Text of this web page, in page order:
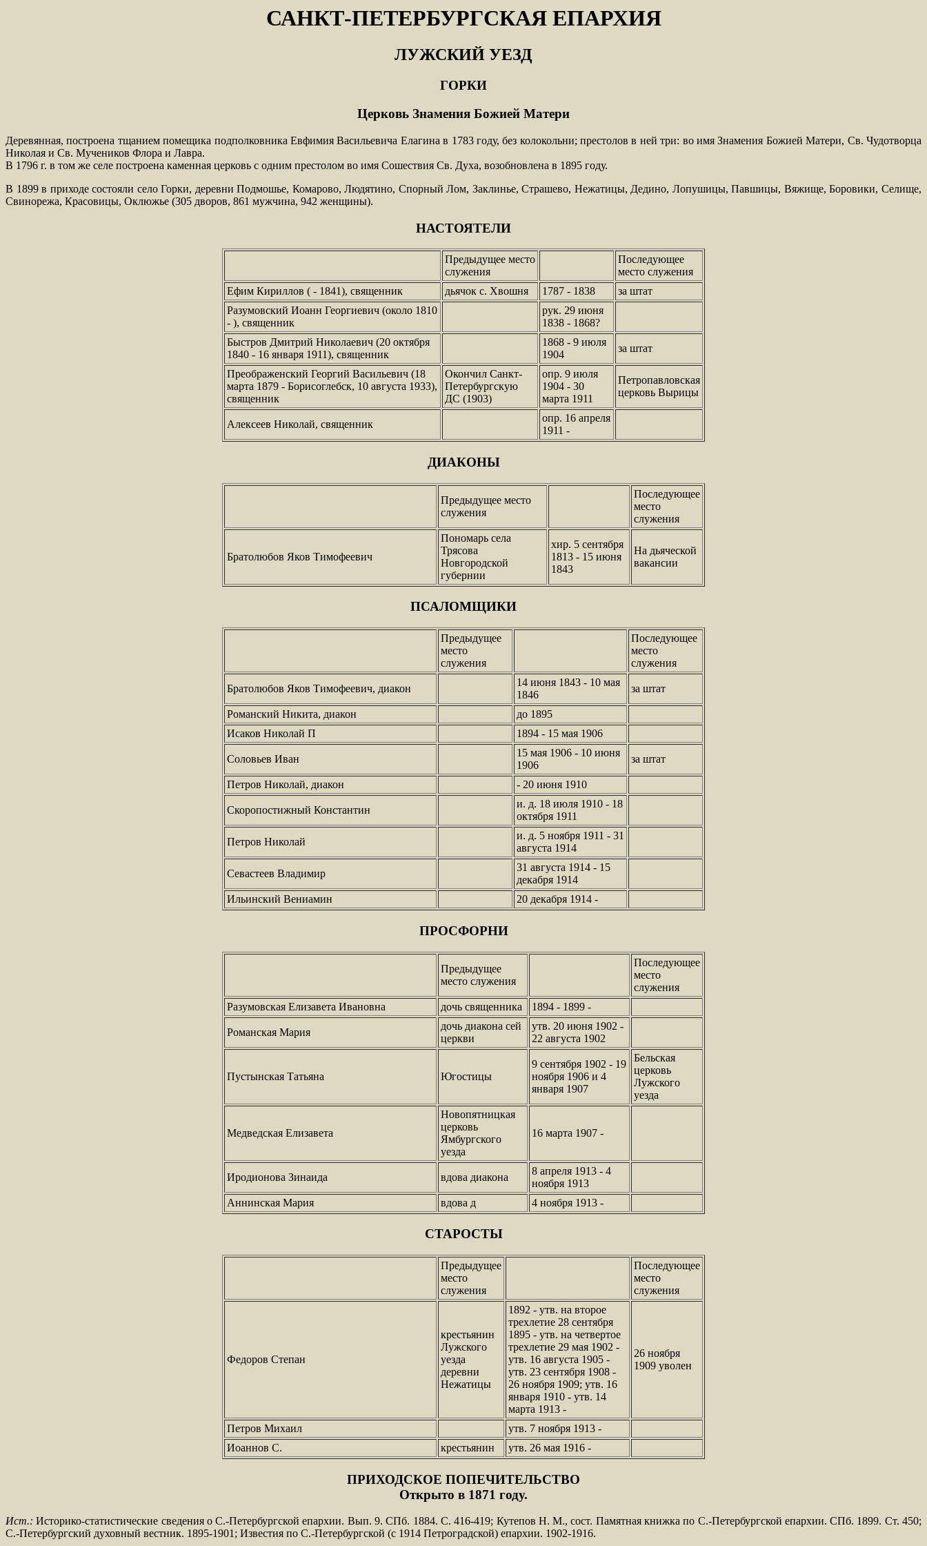
САНКТ-ПЕТЕРБУРГСКАЯ ЕПАРХИЯ
ЛУЖСКИЙ УЕЗД
ГОРКИ
Церковь Знамения Божией Матери
Деревянная, построена тщанием помещика подполковника Евфимия Васильевича Елагина в 1783 году, без колокольни; престолов в ней три: во имя Знамения Божией Матери, Св. Чудотворца
Николая и Св. Мучеников Флора и Лавра.
В 1796 г. в том же селе построена каменная церковь с одним престолом во имя Сошествия Св. Духа, возобновлена в 1895 году.
В 1899 в приходе состояли село Горки, деревни Подмошье, Комарово, Людятино, Спорный Лом, Заклинье, Страшево, Нежатицы, Дедино, Лопушицы, Павшицы, Вяжище, Боровики, Селище,
Свинорежа, Красовицы, Оклюжье (305 дворов, 861 мужчина, 942 женщины).
НАСТОЯТЕЛИ
Предыдущее место
служения
Последующее
место служения
Ефим Кириллов ( - 1841), священник
дьячок с. Хвошня 1787 - 1838
за штат
Разумовский Иоанн Георгиевич (около 1810
- ), священник
рук. 29 июня
1838 - 1868?
Быстров Дмитрий Николаевич (20 октября
1840 - 16 января 1911), священник
1868 - 9 июля
1904
за штат
Преображенский Георгий Васильевич (18
марта 1879 - Борисоглебск, 10 августа 1933),
священник
Окончил Санкт-
Петербургскую
ДС (1903)
опр. 9 июля
1904 - 30
марта 1911
Петропавловская
церковь Вырицы
Алексеев Николай, священник
опр. 16 апреля
1911 -
ДИАКОНЫ
Предыдущее место
служения
Последующее
место
служения
Братолюбов Яков Тимофеевич
Пономарь села
Трясова
Новгородской
губернии
хир. 5 сентября
1813 - 15 июня
1843
На дьяческой
вакансии
ПСАЛОМЩИКИ
Предыдущее
место
служения
Последующее
место
служения
Братолюбов Яков Тимофеевич, диакон
14 июня 1843 - 10 мая
1846
за штат
Романский Никита, диакон
до 1895
Исаков Николай П
1894 - 15 мая 1906
Соловьев Иван
15 мая 1906 - 10 июня
1906
за штат
Петров Николай, диакон - 20 июня 1910
Скоропостижный Константин
и. д. 18 июля 1910 - 18
октября 1911
Петров Николай
и. д. 5 ноября 1911 - 31
августа 1914
Севастеев Владимир
31 августа 1914 - 15
декабря 1914
Ильинский Вениамин
20 декабря 1914 -
ПРОСФОРНИ
Предыдущее
место служения
Последующее
место
служения
Разумовская Елизавета Ивановна
дочь священника 1894 - 1899 -
Романская Мария
дочь диакона сей
церкви
утв. 20 июня 1902 -
22 августа 1902
Пустынская Татьяна Югостицы
9 сентября 1902 - 19
ноября 1906 и 4
января 1907
Бельская
церковь
Лужского
уезда
Медведская Елизавета
Новопятницкая
церковь
Ямбургского
уезда
16 марта 1907 -
Иродионова Зинаида вдова диакона
8 апреля 1913 - 4
ноября 1913
Аннинская Мария
вдова д 4 ноября 1913 -
СТАРОСТЫ
Предыдущее
место
служения
Последующее
место
служения
Федоров Степан
крестьянин
Лужского
уезда
деревни
Нежатицы
1892 - утв. на второе
трехлетие 28 сентября
1895 - утв. на четвертое
трехлетие 29 мая 1902 -
утв. 16 августа 1905 -
утв. 23 сентября 1908 -
26 ноября 1909; утв. 16
января 1910 - утв. 14
марта 1913 -
26 ноября
1909 уволен
Петров Михаил
утв. 7 ноября 1913 -
Иоаннов С.
крестьянин утв. 26 мая 1916 -
ПРИХОДСКОЕ ПОПЕЧИТЕЛЬСТВО
Открыто в 1871 году.
Ист.: Историко-статистические сведения о С.-Петербургской епархии. Вып. 9. СПб. 1884. С. 416-419; Кутепов Н. М., сост. Памятная книжка по С.-Петербургской епархии. СПб. 1899. Ст. 450;
С.-Петербургский духовный вестник. 1895-1901; Известия по С.-Петербургской (с 1914 Петроградской) епархии. 1902-1916.